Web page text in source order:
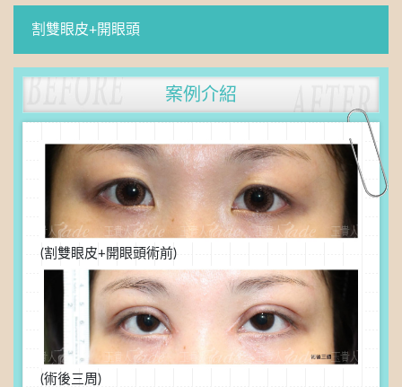
割雙眼皮+開眼頭
案例介紹
(割雙眼皮+開眼頭術前)
(術後三周)